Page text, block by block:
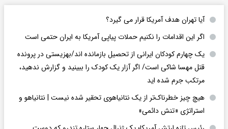
آیا تهران هدف آمریکا قرار می گیرد؟
اگر این اقدامات را نکنیم حملات پیاپی آمریکا به ایران حتمی است
یک چهارم کودکان ایرانی از تحصیل بازمانده اند/بهزیستی در پرونده
قتل مهسا شاکی است/ اگر آزار یک کودک را ببینید و گزارش ندهید،
مرتکب جرم شده اید
هیچ چیز خطرناک‌تر از یک نتانیاهوی تحقیر شده نیست | نتانیاهو و
استراتژی «تنش دائمی»